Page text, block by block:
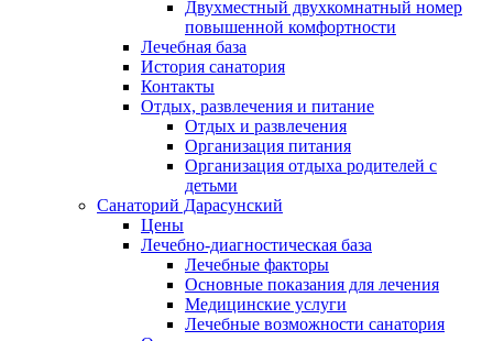
Двухместный двухкомнатный номер
повышенной комфортности
Лечебная база
История санатория
Контакты
Отдых, развлечения и питание
Отдых и развлечения
Организация питания
Организация отдыха родителей с
детьми
Санаторий Дарасунский
Цены
Лечебно-диагностическая база
Лечебные факторы
Основные показания для лечения
Медицинские услуги
Лечебные возможности санатория